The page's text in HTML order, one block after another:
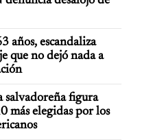
años, escandaliza
que no dejó nada a
salvadoreña figura
más elegidas por los